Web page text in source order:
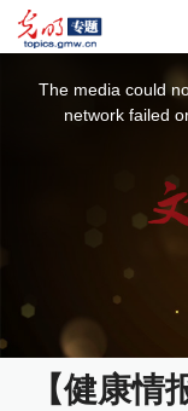
The media could
network failed
【健康情